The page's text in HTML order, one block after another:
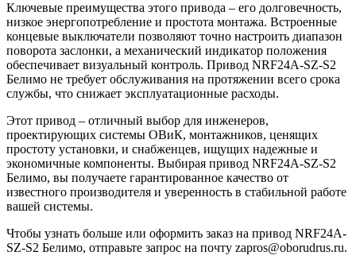
Ключевые преимущества этого привода – его долговечность,
низкое энергопотребление и простота монтажа. Встроенные
концевые выключатели позволяют точно настроить диапазон
поворота заслонки, а механический индикатор положения
обеспечивает визуальный контроль. Привод NRF24A-SZ-S2
Белимо не требует обслуживания на протяжении всего срока
службы, что снижает эксплуатационные расходы.
Этот привод – отличный выбор для инженеров,
проектирующих системы ОВиК, монтажников, ценящих
простоту установки, и снабженцев, ищущих надежные и
экономичные компоненты. Выбирая привод NRF24A-SZ-S2
Белимо, вы получаете гарантированное качество от
известного производителя и уверенность в стабильной работе
вашей системы.
Чтобы узнать больше или оформить заказ на привод NRF24A-
SZ-S2 Белимо, отправьте запрос на почту zapros@oborudrus.ru.